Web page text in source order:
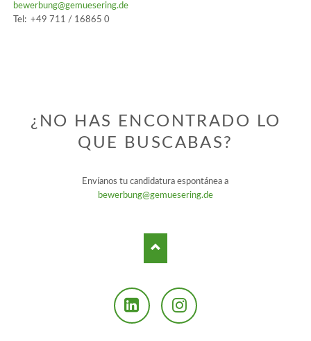
bewerbung@gemuesering.de
Tel: +49 711 / 16865 0
¿NO HAS ENCONTRADO LO
QUE BUSCABAS?
Envíanos tu candidatura espontánea a
bewerbung@gemuesering.de